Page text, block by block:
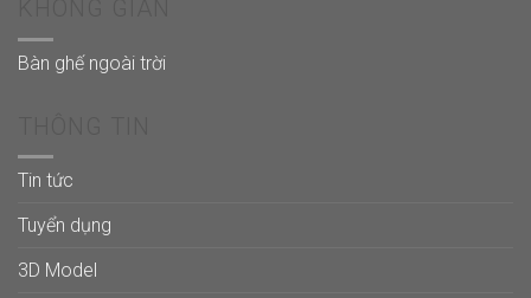
Bàn ghế ngoài trời
Tin tức
Tuyển dụng
3D Model